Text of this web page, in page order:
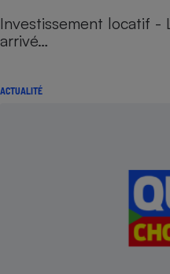
Investissement locatif -
arrivé…
ACTUALITÉ